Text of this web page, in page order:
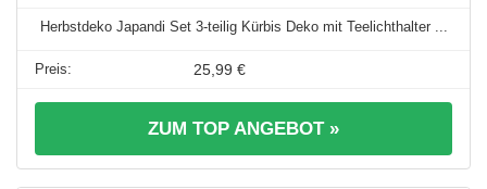
Herbstdeko Japandi Set 3-teilig Kürbis Deko mit Teelichthalter ...
25,99 €
ZUM TOP ANGEBOT »